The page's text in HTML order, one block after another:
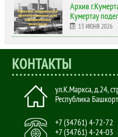
Архив
Кумертау
13 ИЮНЯ 2026
КОНТАКТЫ
ул.К.Маркса, д.24,
Республика
+7 (34761) 4-72-72
+7 (34761) 4-24-03